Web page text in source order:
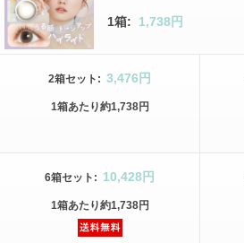
1箱: 1,738円
2箱セット : 3,476円
1箱あたり約1,738円
6箱セット : 10,428円
1箱あたり約1,738円